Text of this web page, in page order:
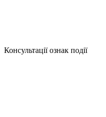
Консультації ознак події